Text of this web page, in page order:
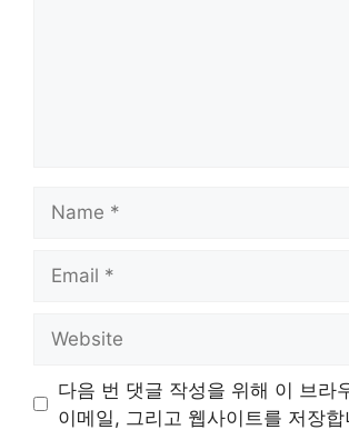
다음 번 댓글 작성을 위해 이 브라
이메일, 그리고 웹사이트를 저장합